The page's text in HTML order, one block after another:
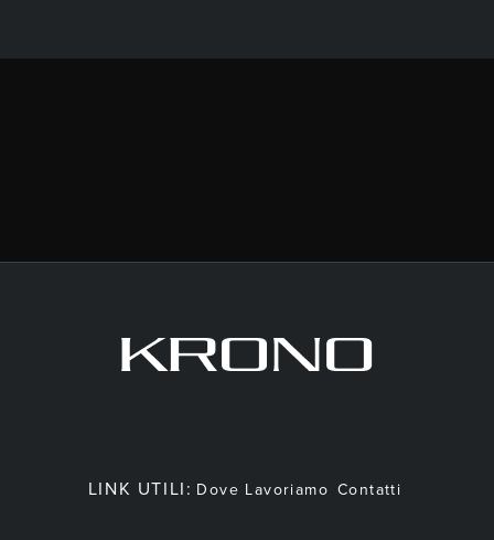
LINK UTILI: Dove Lavoriamo Contatti